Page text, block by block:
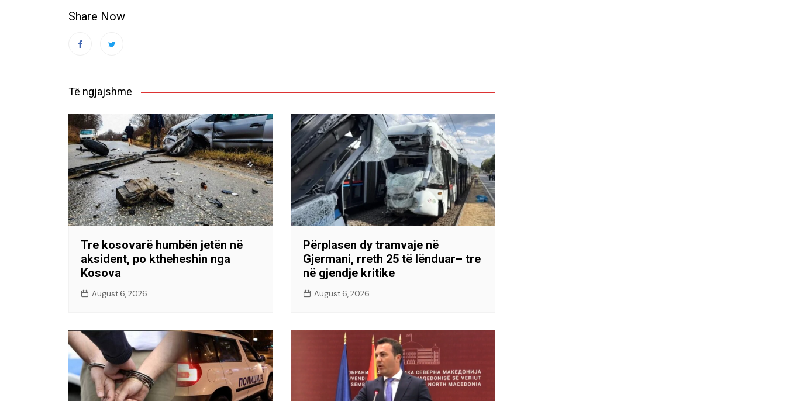
Share Now
Të ngjajshme
Tre kosovarë humbën jetën në
aksident, po ktheheshin nga
Kosova
August 6, 2026
Përplasen dy tramvaje në
Gjermani, rreth 25 të lënduar– tre
në gjendje kritike
August 6, 2026